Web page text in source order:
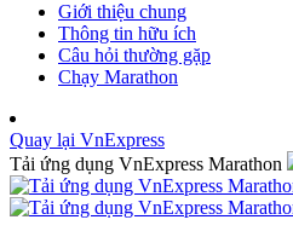
Giới thiệu chung
Thông tin hữu ích
Câu hỏi thường gặp
Chạy Marathon
Quay lại VnExpress
Tải ứng dụng VnExpress Marathon